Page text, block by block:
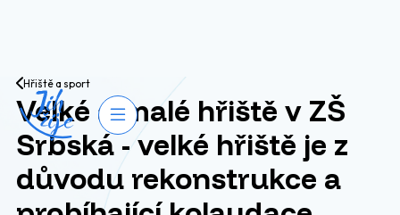
Přejít na obsah
Otevřít navigaci
Hřiště a sport
Velké a malé hřiště v ZŠ
Srbská - velké hřiště je z
důvodu rekonstrukce a